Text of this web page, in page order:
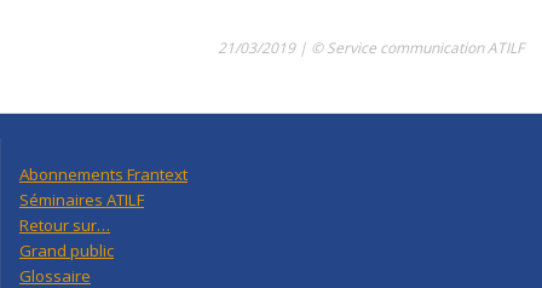
21/03/2019 | © Service communication ATILF
Abonnements Frantext
Séminaires ATILF
Retour sur…
Grand public
Glossaire